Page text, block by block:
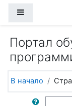
Портал
В начало
Поиск по